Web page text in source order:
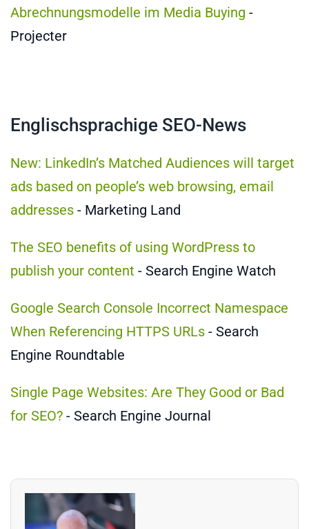
Abrechnungsmodelle im Media Buying -
Projecter
Englischsprachige SEO-News
New: LinkedIn’s Matched Audiences will target
ads based on people’s web browsing, email
addresses - Marketing Land
The SEO benefits of using WordPress to
publish your content - Search Engine Watch
Google Search Console Incorrect Namespace
When Referencing HTTPS URLs - Search
Engine Roundtable
Single Page Websites: Are They Good or Bad
for SEO? - Search Engine Journal